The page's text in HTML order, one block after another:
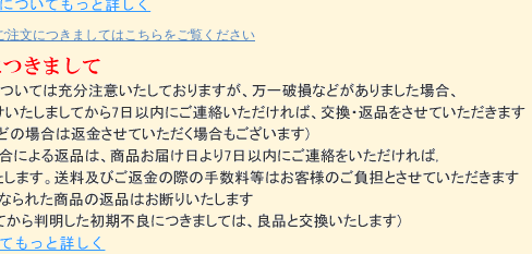
注文につきましてはこちらをご覧ください